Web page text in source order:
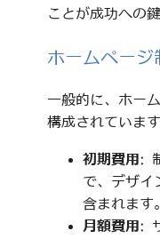
ことが成功への
ホームページ
一般的に、ホー
構成されています
初期費用:
で、デザイ
含まれます。
月額費用: